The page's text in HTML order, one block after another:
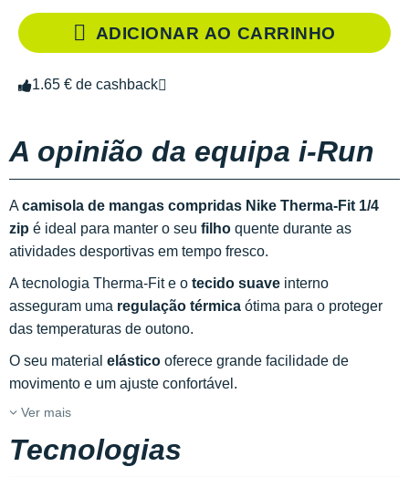
ADICIONAR AO CARRINHO
1.65 € de cashback
A opinião da equipa i-Run
A camisola de mangas compridas Nike Therma-Fit 1/4
zip é ideal para manter o seu filho quente durante as
atividades desportivas em tempo fresco.
A tecnologia Therma-Fit e o tecido suave interno
asseguram uma regulação térmica ótima para o proteger
das temperaturas de outono.
O seu material elástico oferece grande facilidade de
movimento e um ajuste confortável.
Ver mais
Tecnologias